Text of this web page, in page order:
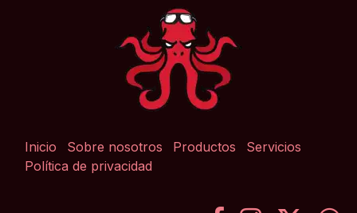
Inicio Sobre nosotros Productos
Servicios
Política de privacidad